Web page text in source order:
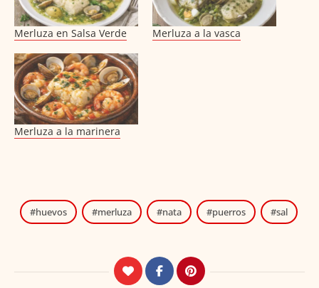
Merluza en Salsa Verde Merluza a la vasca
Merluza a la marinera
huevos merluza nata puerros sal